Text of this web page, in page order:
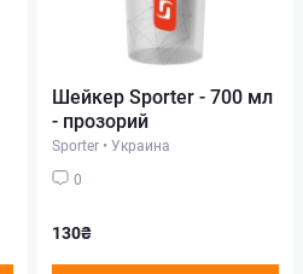
Шейкер Sporter - 700 мл
- прозорий
Sporter • Украина
0
130₴